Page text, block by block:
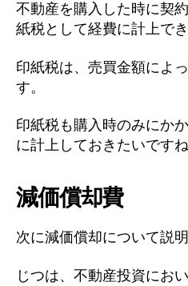
不動産を購入した時に契
紙税として経費に計上でき
印紙税は、売買金額によ
す。
印紙税も購入時のみにか
に計上しておきたいですね
減価償却費
次に減価償却について説
じつは、不動産投資にお